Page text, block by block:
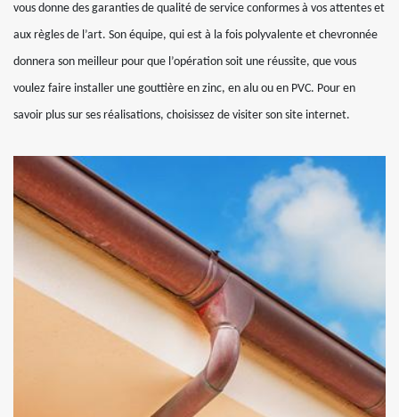
vous donne des garanties de qualité de service conformes à vos attentes et
aux règles de l’art. Son équipe, qui est à la fois polyvalente et chevronnée
donnera son meilleur pour que l’opération soit une réussite, que vous
voulez faire installer une gouttière en zinc, en alu ou en PVC. Pour en
savoir plus sur ses réalisations, choisissez de visiter son site internet.